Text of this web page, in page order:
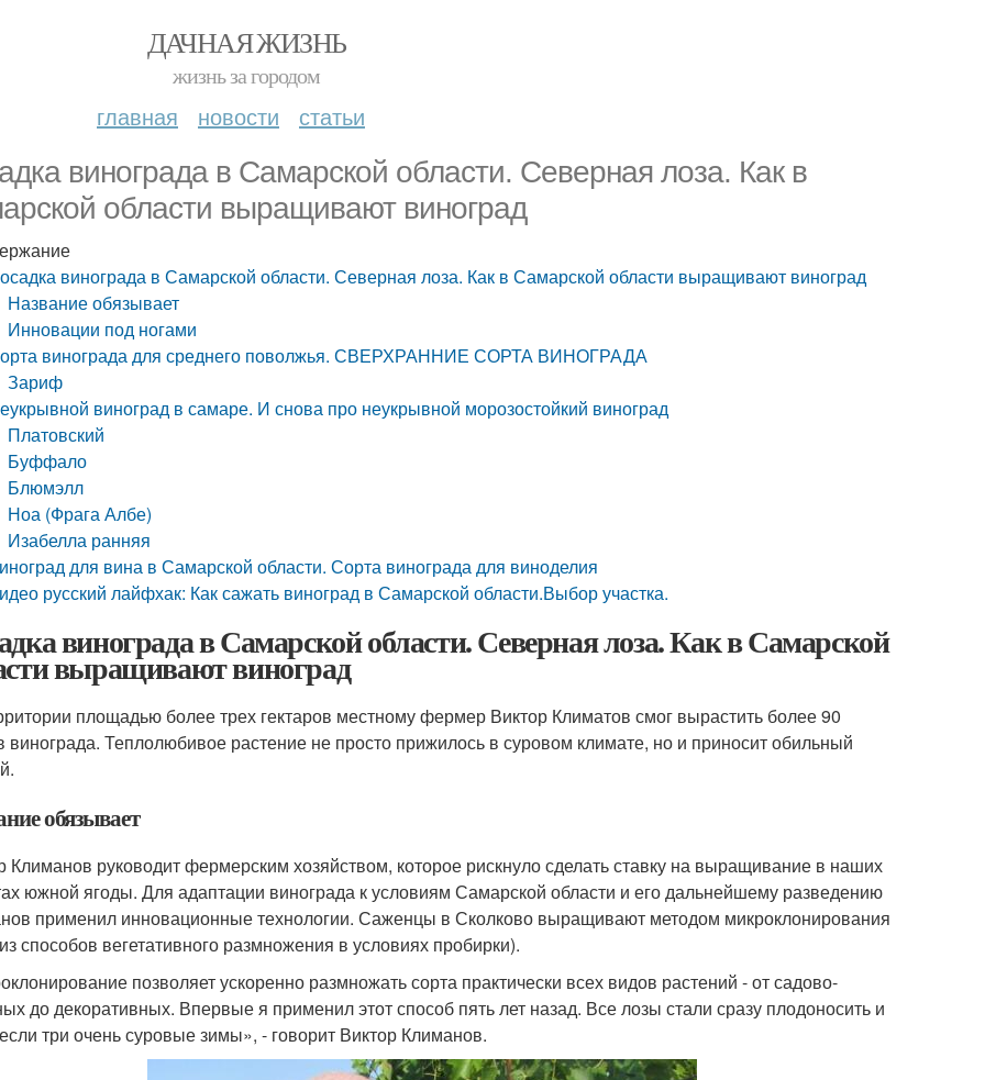
ДАЧНАЯ ЖИЗНЬ
жизнь за городом
главная новости статьи
винограда в Самарской области. Северная лоза. Как в
области выращивают виноград
винограда в Самарской области. Северная лоза. Как в Самарской области выращивают виноград
Название обязывает
Инновации под ногами
винограда для среднего поволжья. СВЕРХРАННИЕ СОРТА ВИНОГРАДА
Зариф
виноград в самаре. И снова про неукрывной морозостойкий виноград
Платовский
Буффало
Блюмэлл
Ноа (Фрага Албе)
Изабелла ранняя
для вина в Самарской области. Сорта винограда для виноделия
русский лайфхак: Как сажать виноград в Самарской области.Выбор участка.
винограда в Самарской области. Северная лоза. Как в Самарской
выращивают виноград
площадью более трех гектаров местному фермер Виктор Климатов смог вырастить более 90
винограда. Теплолюбивое растение не просто прижилось в суровом климате, но и приносит обильный
обязывает
Климанов руководит фермерским хозяйством, которое рискнуло сделать ставку на выращивание в наших
южной ягоды. Для адаптации винограда к условиям Самарской области и его дальнейшему разведению
применил инновационные технологии. Саженцы в Сколково выращивают методом микроклонирования
способов вегетативного размножения в условиях пробирки).
позволяет ускоренно размножать сорта практически всех видов растений - от садово-
до декоративных. Впервые я применил этот способ пять лет назад. Все лозы стали сразу плодоносить и
три очень суровые зимы», - говорит Виктор Климанов.